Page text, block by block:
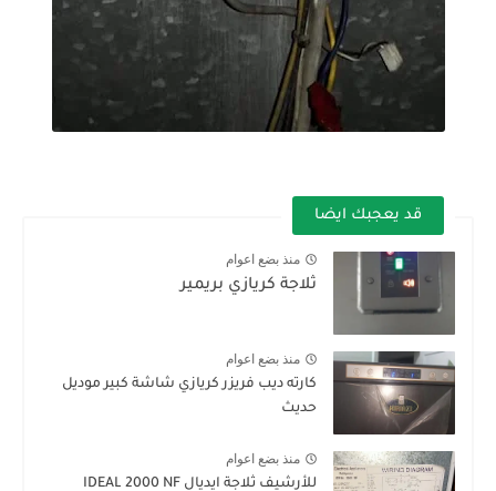
قد يعجبك ايضا
منذ بضع اعوام
ثلاجة كريازي بريمير
منذ بضع اعوام
كارته ديب فريزر كريازي شاشة كبير موديل
حديث
منذ بضع اعوام
للأرشيف ثلاجة ايديال IDEAL 2000 NF